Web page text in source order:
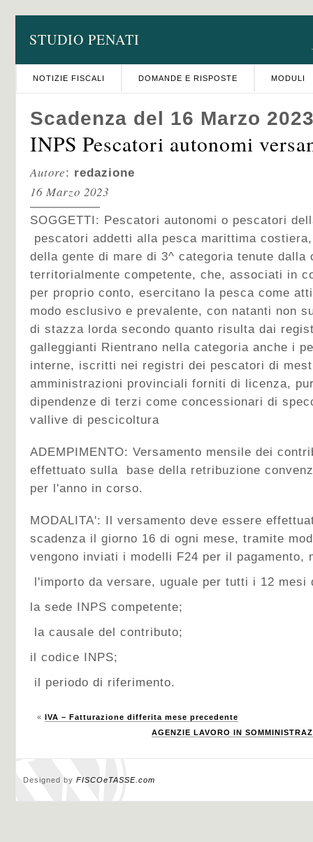
STUDIO PENATI
NOTIZIE FISCALI DOMANDE E RISPOSTE MODULI
Scadenza del 16 Marzo
INPS Pescatori autonomi
Autore: redazione
16 Marzo 2023
SOGGETTI: Pescatori autonomi o pescatori
pescatori addetti alla pesca marittima
della gente di mare di 3^ categoria tenute dalla
territorialmente competente, che, associati in
per proprio conto, esercitano la pesca come
modo esclusivo e prevalente, con natanti non
di stazza lorda secondo quanto risulta dai
galleggianti Rientrano nella categoria anche i
interne, iscritti nei registri dei pescatori di
amministrazioni provinciali forniti di licenza,
dipendenze di terzi come concessionari di
vallive di pescicoltura
ADEMPIMENTO: Versamento mensile dei
effettuato sulla base della retribuzione
per l'anno in corso.
MODALITA': Il versamento deve essere
scadenza il giorno 16 di ogni mese, tramite
vengono inviati i modelli F24 per il pagamento,
l'importo da versare, uguale per tutti i 12 mesi
la sede INPS competente;
la causale del contributo;
il codice INPS;
il periodo di riferimento.
« IVA – Fatturazione differita mese precedente
AGENZIE LAVORO IN
Designed by FISCOeTASSE.com